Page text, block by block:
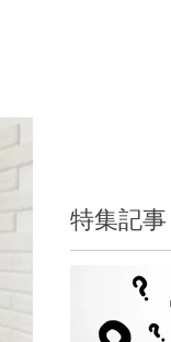
特集記事